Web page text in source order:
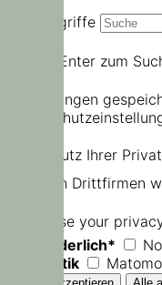
Suchbegriffe
Drücke Enter zum
Einstellungen
Der Schutz Ihrer
oder von Drittfirmen
Choose your
Erforderlich*
Statistik